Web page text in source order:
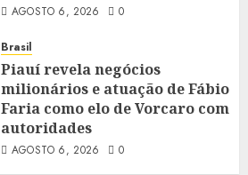
AGOSTO 6, 2026 0
Brasil
Piauí revela negócios
milionários e atuação de Fábio
Faria como elo de Vorcaro com
autoridades
AGOSTO 6, 2026 0